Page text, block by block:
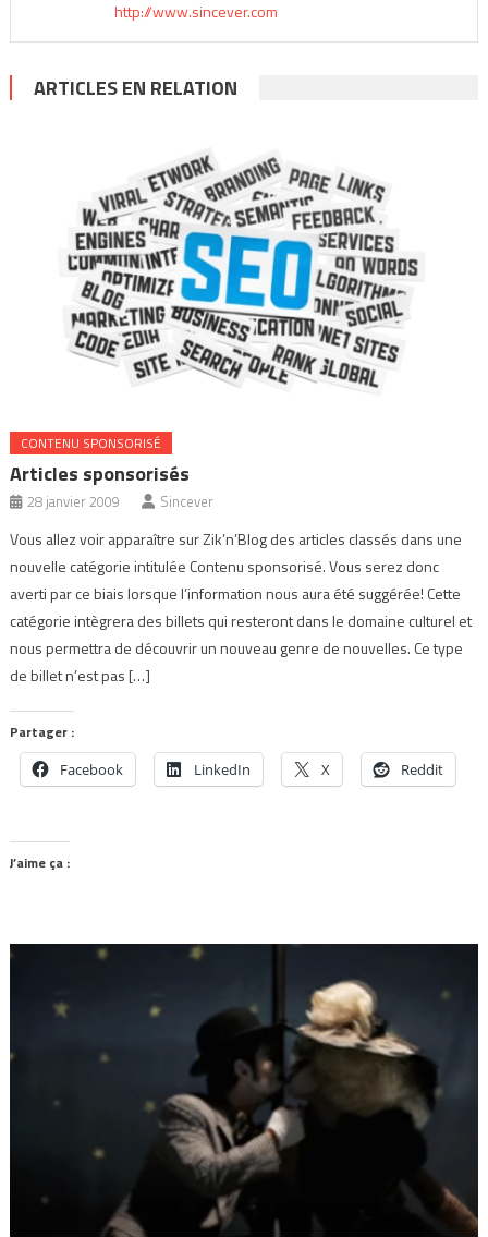
http://www.sincever.com
ARTICLES EN RELATION
CONTENU SPONSORISÉ
Articles sponsorisés
28 janvier 2009 Sincever
Vous allez voir apparaître sur Zik’n’Blog des articles classés dans une
nouvelle catégorie intitulée Contenu sponsorisé. Vous serez donc
averti par ce biais lorsque l’information nous aura été suggérée! Cette
catégorie intègrera des billets qui resteront dans le domaine culturel et
nous permettra de découvrir un nouveau genre de nouvelles. Ce type
de billet n’est pas […]
Partager :
Facebook LinkedIn X Reddit
J’aime ça :